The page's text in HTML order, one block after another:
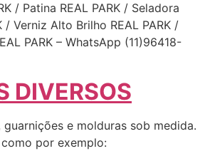
/ Patina REAL PARK / Seladora
/ Verniz Alto Brilho REAL PARK /
PARK – WhatsApp (11)96418-
DIVERSOS
e molduras sob medida.
por exemplo: